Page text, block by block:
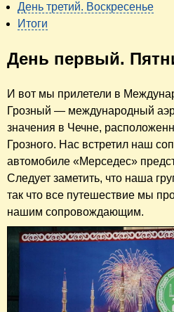
День третий. Воскресенье
Итоги
День первый.
И вот мы прилетели в
Грозный — международный
значения в Чечне,
Грозного. Нас встретил наш
автомобиле «Мерседес»
Следует заметить, что наша
так что все путешествие мы
нашим сопровождающим.